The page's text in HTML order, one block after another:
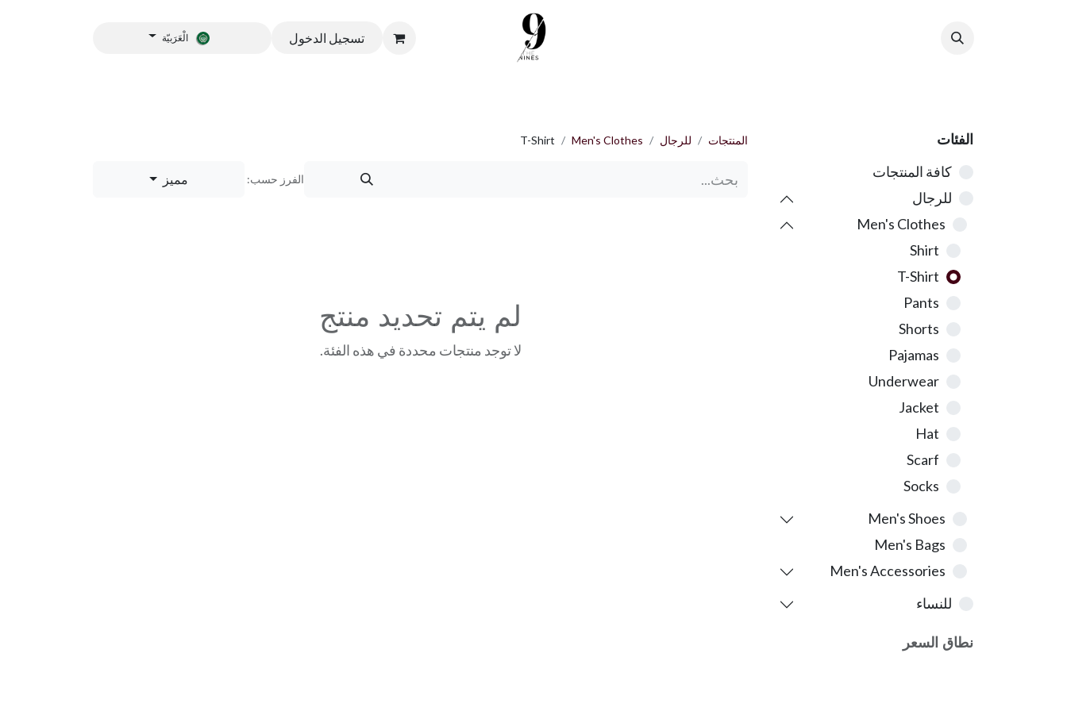
تسجيل الدخول الْعَرَبيّة
الفئات
كافة المنتجات
للرجال
Men's Clothes
Shirt
T-Shirt
Pants
Shorts
Pajamas
Underwear
Jacket
Hat
Scarf
Socks
Men's Shoes
Men's Bags
Men's Accessories
للنساء
نطاق السعر
المنتجات للرجال Men's Clothes
T-Shirt
الفرز حسب: مميز
لم يتم تحديد منتج
لا توجد منتجات محددة في هذه الفئة.